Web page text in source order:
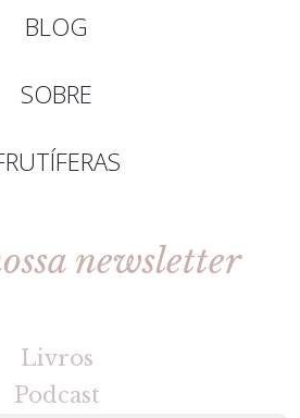
BLOG
SOBRE
newsletter
Livros
Podcast